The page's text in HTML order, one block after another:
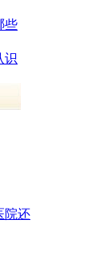
些
识
院还